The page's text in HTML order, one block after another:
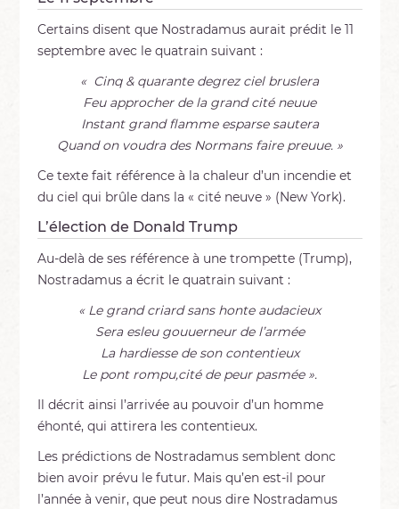
Certains disent que Nostradamus aurait prédit le 11
septembre avec le quatrain suivant :
« Cinq & quarante degrez ciel bruslera
Feu approcher de la grand cité neuue
Instant grand flamme esparse sautera
Quand on voudra des Normans faire preuue. »
Ce texte fait référence à la chaleur d’un incendie et
du ciel qui brûle dans la « cité neuve » (New York).
L’élection de Donald Trump
Au-delà de ses référence à une trompette (Trump),
Nostradamus a écrit le quatrain suivant :
« Le grand criard sans honte audacieux
Sera esleu gouuerneur de l’armée
La hardiesse de son contentieux
Le pont rompu,cité de peur pasmée ».
Il décrit ainsi l’arrivée au pouvoir d’un homme
éhonté, qui attirera les contentieux.
Les prédictions de Nostradamus semblent donc
bien avoir prévu le futur. Mais qu’en est-il pour
l’année à venir, que peut nous dire Nostradamus